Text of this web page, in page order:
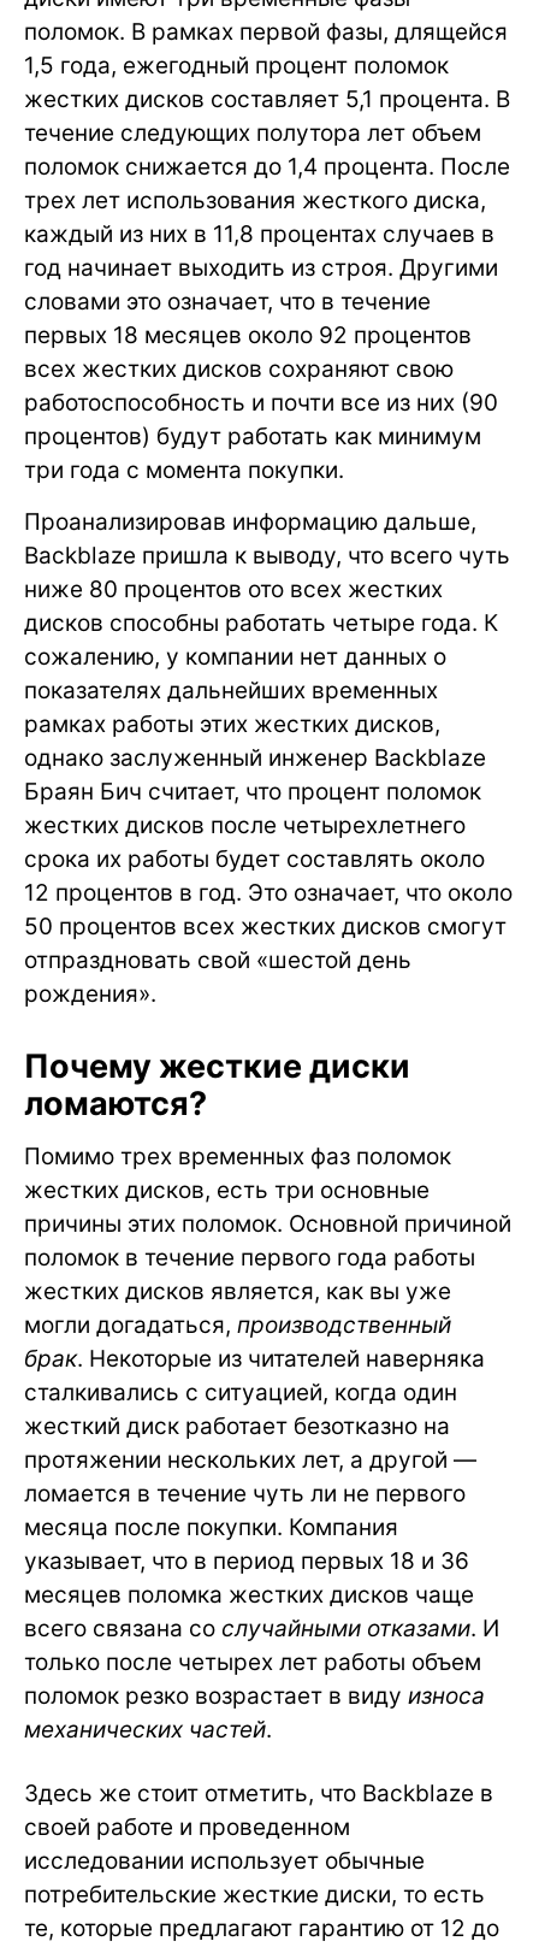
поломок. В рамках первой фазы, длящейся
1,5 года, ежегодный процент поломок
жестких дисков составляет 5,1 процента. В
течение следующих полутора лет объем
поломок снижается до 1,4 процента. После
трех лет использования жесткого диска,
каждый из них в 11,8 процентах случаев в
год начинает выходить из строя. Другими
словами это означает, что в течение
первых 18 месяцев около 92 процентов
всех жестких дисков сохраняют свою
работоспособность и почти все из них (90
процентов) будут работать как минимум
три года с момента покупки.
Проанализировав информацию дальше,
Backblaze пришла к выводу, что всего чуть
ниже 80 процентов ото всех жестких
дисков способны работать четыре года. К
сожалению, у компании нет данных о
показателях дальнейших временных
рамках работы этих жестких дисков,
однако заслуженный инженер Backblaze
Браян Бич считает, что процент поломок
жестких дисков после четырехлетнего
срока их работы будет составлять около
12 процентов в год. Это означает, что около
50 процентов всех жестких дисков смогут
отпраздновать свой «шестой день
рождения».
Почему жесткие диски
ломаются?
Помимо трех временных фаз поломок
жестких дисков, есть три основные
причины этих поломок. Основной причиной
поломок в течение первого года работы
жестких дисков является, как вы уже
могли догадаться, производственный
брак. Некоторые из читателей наверняка
сталкивались с ситуацией, когда один
жесткий диск работает безотказно на
протяжении нескольких лет, а другой —
ломается в течение чуть ли не первого
месяца после покупки. Компания
указывает, что в период первых 18 и 36
месяцев поломка жестких дисков чаще
всего связана со случайными отказами. И
только после четырех лет работы объем
поломок резко возрастает в виду износа
механических частей.
Здесь же стоит отметить, что Backblaze в
своей работе и проведенном
исследовании использует обычные
потребительские жесткие диски, то есть
те, которые предлагают гарантию от 12 до